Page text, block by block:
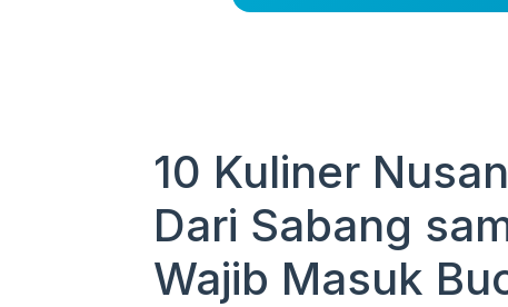
10 Kuliner
Dari Sabang
Wajib Masuk